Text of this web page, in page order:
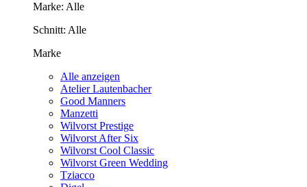
Marke: Alle
Schnitt: Alle
Marke
Alle anzeigen
Atelier Lautenbacher
Good Manners
Manzetti
Wilvorst Prestige
Wilvorst After Six
Wilvorst Cool Classic
Wilvorst Green Wedding
Tziacco